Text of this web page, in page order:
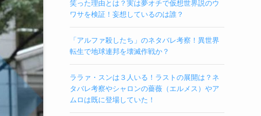
笑った理由とは？実は夢オチで仮想世界説のウ
ワサを検証！妄想しているのは誰？
「アルファ殺したち」のネタバレ考察！異世界
転生で地球連邦を壊滅作戦か？
ララァ・スンは３人いる！ラストの展開は？ネ
タバレ考察やシャロンの薔薇（エルメス）やア
ムロは既に登場していた！